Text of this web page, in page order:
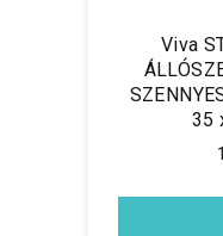
Viva
35